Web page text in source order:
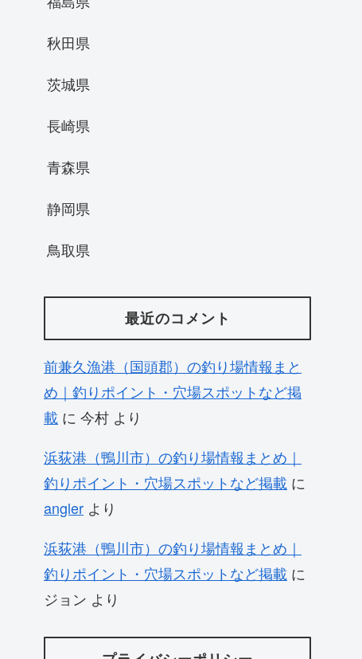
秋田県
茨城県
長崎県
青森県
静岡県
鳥取県
最近のコメント
前兼久漁港（国頭郡）の釣り場情報まと
め｜釣りポイント・穴場スポットなど掲
載 に 今村 より
浜荻港（鴨川市）の釣り場情報まとめ｜
釣りポイント・穴場スポットなど掲載 に
angler より
浜荻港（鴨川市）の釣り場情報まとめ｜
釣りポイント・穴場スポットなど掲載 に
ジョン より